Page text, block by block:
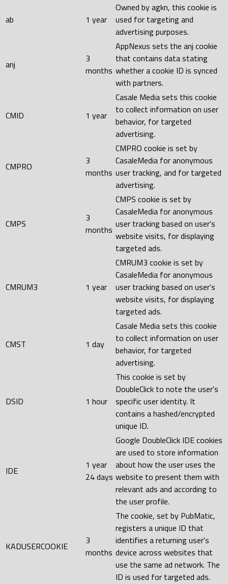
ab 1 year
Owned by agkn, this cookie is
used for targeting and
advertising purposes.
anj
3
months
AppNexus sets the anj cookie
that contains data stating
whether a cookie ID is synced
with partners.
CMID 1 year
Casale Media sets this cookie
to collect information on user
behavior, for targeted
advertising.
CMPRO
3
months
CMPRO cookie is set by
CasaleMedia for anonymous
user tracking, and for targeted
advertising.
CMPS
3
months
CMPS cookie is set by
CasaleMedia for anonymous
user tracking based on user's
website visits, for displaying
targeted ads.
CMRUM3 1 year
CMRUM3 cookie is set by
CasaleMedia for anonymous
user tracking based on user's
website visits, for displaying
targeted ads.
CMST 1 day
Casale Media sets this cookie
to collect information on user
behavior, for targeted
advertising.
DSID 1 hour
This cookie is set by
DoubleClick to note the user's
specific user identity. It
contains a hashed/encrypted
unique ID.
IDE
1 year
24 days
Google DoubleClick IDE cookies
are used to store information
about how the user uses the
website to present them with
relevant ads and according to
the user profile.
KADUSERCOOKIE
3
months
The cookie, set by PubMatic,
registers a unique ID that
identifies a returning user's
device across websites that
use the same ad network. The
ID is used for targeted ads.